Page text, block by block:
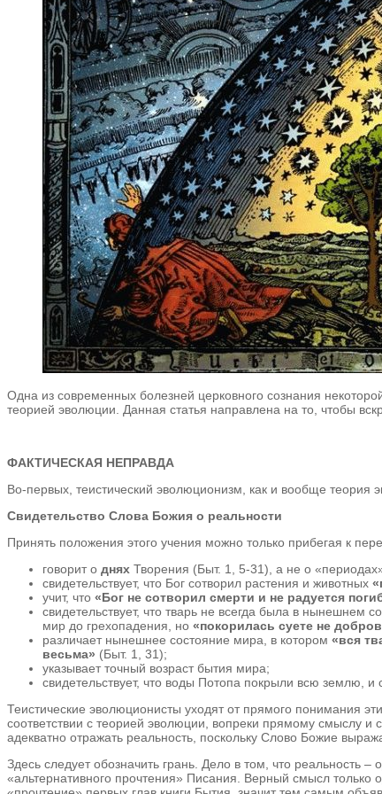
Одна из современных болезней церковного сознания
теорией эволюции. Данная статья направлена на то, чтобы
ФАКТИЧЕСКАЯ НЕПРАВДА
Во-первых, теистический эволюционизм, как и вообще теория
Свидетельство Слова Божия о реальности
Принять положения этого учения можно только прибегая к
говорит о днях Творения (Быт. 1, 5-31), а не о
свидетельствует, что Бог сотворил растения и животных
учит, что «Бог не сотворил смерти и не радуется
свидетельствует, что тварь не всегда была в нынешнем
мир до грехопадения, но «покорилась суете не
различает нынешнее состояние мира, в котором «вся
весьма» (Быт. 1, 31);
указывает точный возраст бытия мира;
свидетельствует, что воды Потопа покрыли всю землю, и
Теистические эволюционисты уходят от прямого понимания
соответствии с теорией эволюции, вопреки прямому смыслу
адекватно отражать реальность, поскольку Слово Божие
Здесь следует обозначить грань. Дело в том, что реальность
«альтернативного прочтения» Писания. Верный смысл